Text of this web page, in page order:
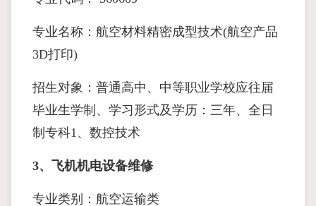
专业名称：航空材料精密成型技术(航空产品
3D打印)
招生对象：普通高中、中等职业学校应往届
毕业生学制、学习形式及学历：三年、全日
制专科1、数控技术
3、飞机机电设备维修
专业类别：航空运输类